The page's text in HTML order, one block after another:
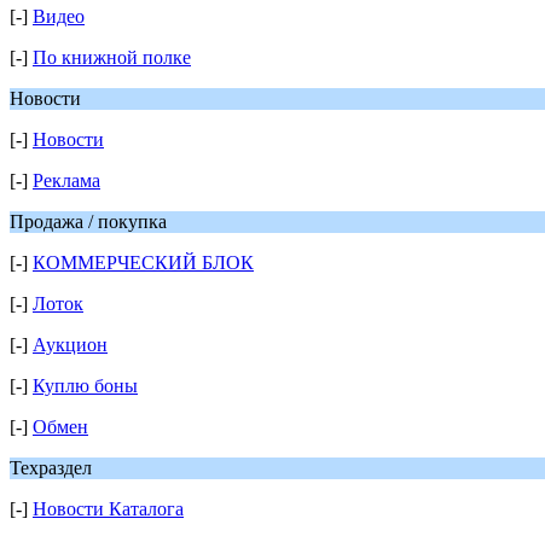
[-] Видео
[-] По книжной полке
Новости
[-] Новости
[-] Реклама
Продажа / покупка
[-] КОММЕРЧЕСКИЙ БЛОК
[-] Лоток
[-] Аукцион
[-] Куплю боны
[-] Обмен
Техраздел
[-] Новости Каталога